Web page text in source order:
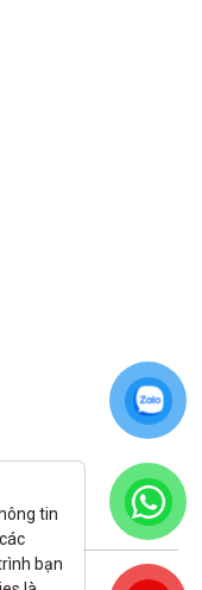
tin
bạn